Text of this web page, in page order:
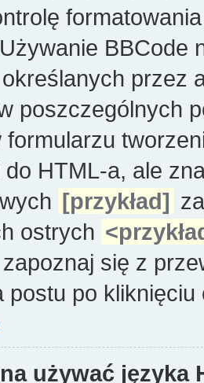
BBCode
przez
poszczególnych
formularzu
do HTML-a, ale
[przykład]
ostrych
się z
postu po
używać języka